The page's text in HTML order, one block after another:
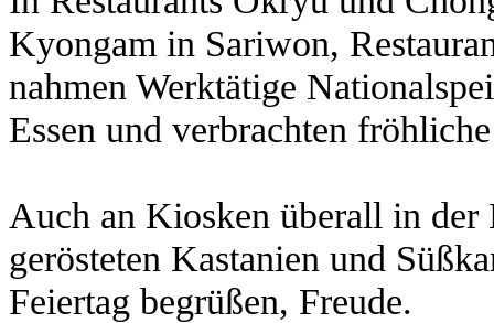
Kyongam in Sariwon,
nahmen Werktätige
Essen und verbrachten
Auch an Kiosken überall in der
gerösteten Kastanien und
Feiertag begrüßen, Freude.